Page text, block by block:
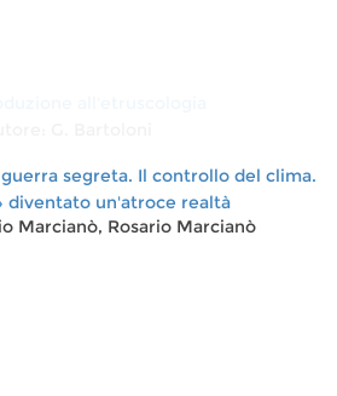
segreta. Il controllo del clima.
diventato un'atroce realtà
Marcianò, Rosario Marcianò